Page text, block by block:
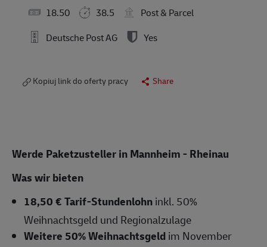
18.50
38.5
Post & Parcel
Deutsche Post AG
Yes
Kopiuj link do oferty pracy Share
Werde Paketzusteller in Mannheim - Rheinau
Was wir bieten
18,50 € Tarif-Stundenlohninkl. 50%
Weihnachtsgeld und Regionalzulage
Weitere 50% Weihnachtsgeldim November